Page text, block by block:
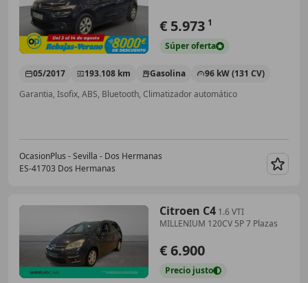
€ 5.973 1
Súperoferta
05/2017 193.108 km Gasolina
96 kW (131 CV)
Garantia, Isofix, ABS, Bluetooth, Climatizador automático
OcasionPlus - Sevilla - Dos Hermanas
ES-41703 Dos Hermanas
Citroen C4 1.6 VTI
MILLENIUM 120CV 5P 7 Plazas
€ 6.900
Precio justo